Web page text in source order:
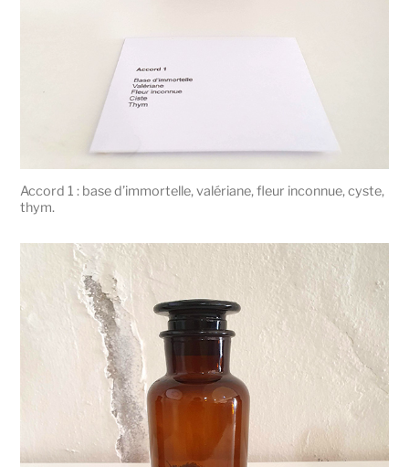
Accord 1 : base d’immortelle, valériane, fleur inconnue, cyste,
thym.